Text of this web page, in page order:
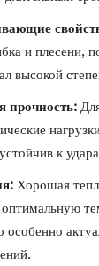
и плесени,
высокой
прочность:
к
Хорошая
особенно